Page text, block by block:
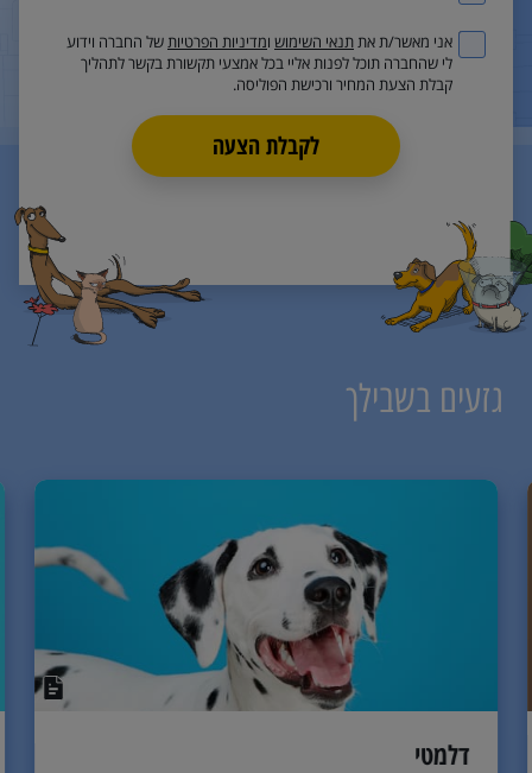
אני מאשר/ת אתתנאי השימוש ומדיניות הפרטיותשל החברה וידוע
לי שהחברה תוכל לפנות אליי בכל אמצעי תקשורת בקשר לתהליך
קבלת הצעת המחיר ורכישת הפוליסה.
לקבלת הצעה
גזעים בשבילך
דלמטי